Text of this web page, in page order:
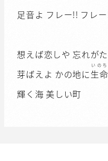
足音よ フレー!! フレ
想えば恋しや 忘れが
芽ばえよ かの地に生命
いのち
輝く海 美しい町